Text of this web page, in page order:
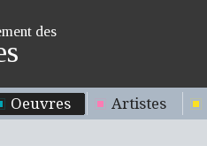
des
Oeuvres Artistes